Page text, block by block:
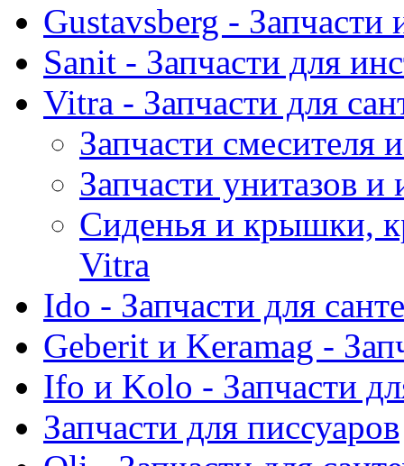
Gustavsberg - Запчасти
Sanit - Запчасти для
Vitra - Запчасти для
Запчасти смесителя
Запчасти унитазов
Сиденья и крышки,
Vitra
Ido - Запчасти для
Geberit и Keramag -
Ifo и Kolo - Запчасти
Запчасти для писсуаров